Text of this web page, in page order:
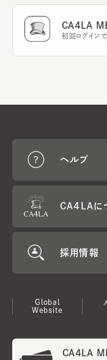
CA4LA
初回ログイン
ヘルプ
CA4LAに
採用情報
Global
Website
CA4LA